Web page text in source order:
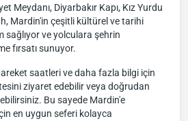
Meydanı, Diyarbakır Kapı, Kız Yurdu
Mardin'in çeşitli kültürel ve tarihi
sağlıyor ve yolculara şehrin
fırsatı sunuyor.
saatleri ve daha fazla bilgi için
ziyaret edebilir veya doğrudan
Bu sayede Mardin'e
en uygun seferi kolayca